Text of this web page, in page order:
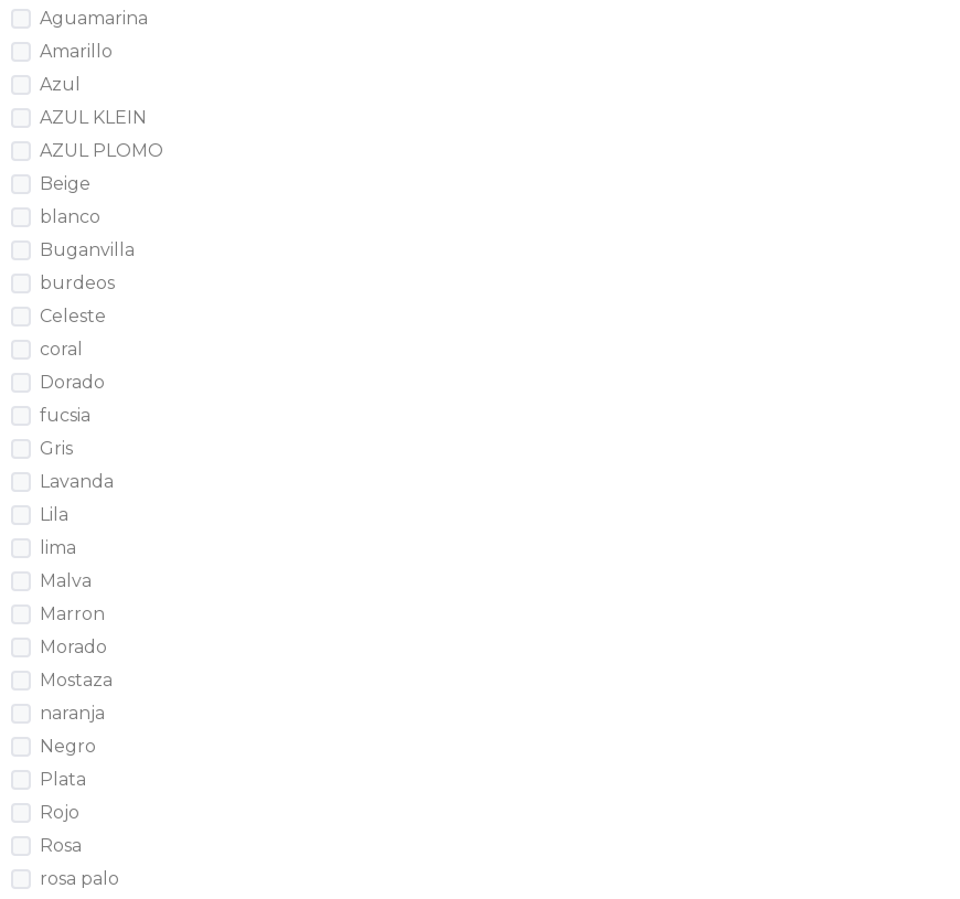
Aguamarina
Amarillo
Azul
AZUL KLEIN
AZUL PLOMO
Beige
blanco
Buganvilla
burdeos
Celeste
coral
Dorado
fucsia
Gris
Lavanda
Lila
lima
Malva
Marron
Morado
Mostaza
naranja
Negro
Plata
Rojo
Rosa
rosa palo